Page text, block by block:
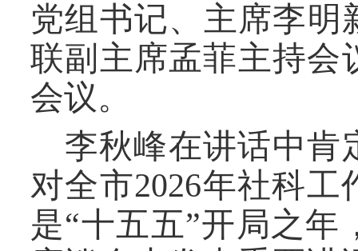
党组书记、主席李明
联副主席孟菲主持会
会议。
李秋峰在讲话中肯
对全市2026年社科工
是“十五五”开局之